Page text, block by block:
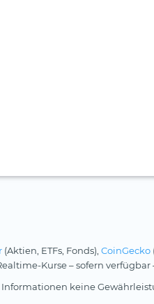
(Aktien, ETFs, Fonds), CoinGecko
Kurse – sofern
keine